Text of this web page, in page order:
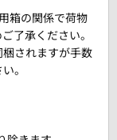
箱の関係で荷物
了承ください。
されますが手数
。